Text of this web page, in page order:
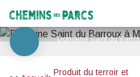
Chemins des Parcs
Produit du terroir et